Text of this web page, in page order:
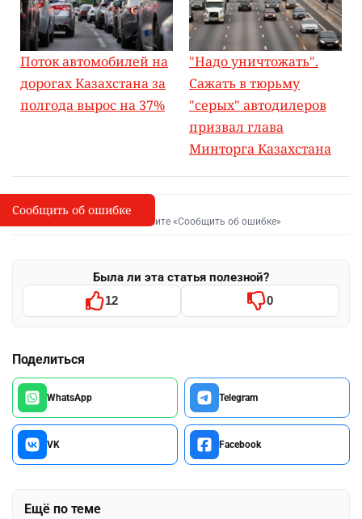
Поток автомобилей на
дорогах Казахстана за
полгода вырос на 37%
"Надо уничтожать".
Сажать в тюрьму
"серых" автодилеров
призвал глава
Минторга Казахстана
I
Сообщить об опечатке
Выделите фрагмент и нажмите «Сообщить об ошибке»
Была ли эта статья полезной?
12 0
Поделиться
WhatsApp Telegram
VK Facebook
Ещё по теме
Сообщить об ошибке